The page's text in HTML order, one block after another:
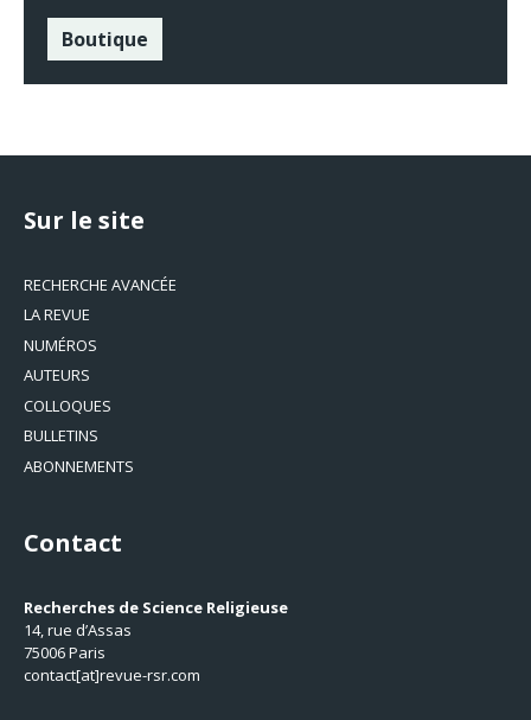
Boutique
Sur le site
RECHERCHE AVANCÉE
LA REVUE
NUMÉROS
AUTEURS
COLLOQUES
BULLETINS
ABONNEMENTS
Contact
Recherches de Science Religieuse
14, rue d’Assas
75006 Paris
contact[at]revue-rsr.com